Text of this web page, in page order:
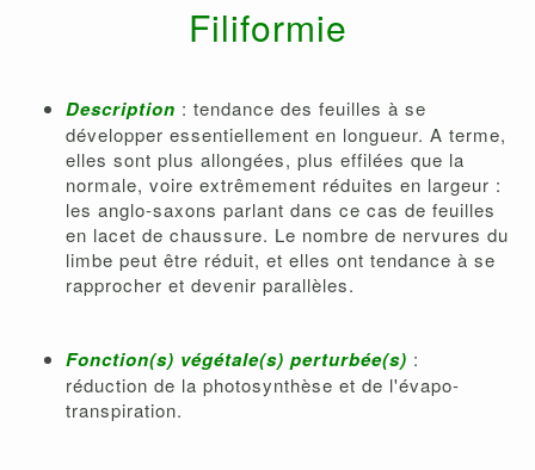
Filiformie
Description : tendance des feuilles à se
développer essentiellement en longueur. A terme,
elles sont plus allongées, plus effilées que la
normale, voire extrêmement réduites en largeur :
les anglo-saxons parlant dans ce cas de feuilles
en lacet de chaussure. Le nombre de nervures du
limbe peut être réduit, et elles ont tendance à se
rapprocher et devenir parallèles.
Fonction(s) végétale(s) perturbée(s) :
réduction de la photosynthèse et de l'évapo-
transpiration.